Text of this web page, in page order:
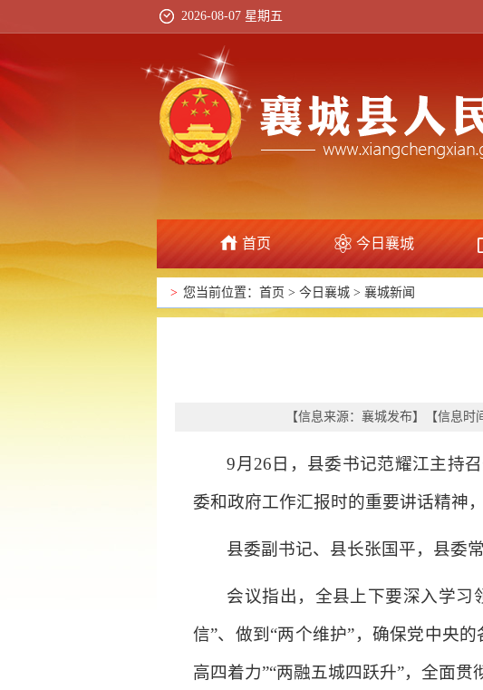
2026-08-07 星期五
首页 今日襄城
> 您当前位置： 首页 > 今日襄城 > 襄城新闻
【信息来源： 襄城发布】 【信息时
9月26日，县委书记范耀江主持
委和政府工作汇报时的重要讲话精神
县委副书记、县长张国平，县委
会议指出，全县上下要深入学习
信”、做到“两个维护”，确保党中央
高四着力”“两融五城四跃升”，全面